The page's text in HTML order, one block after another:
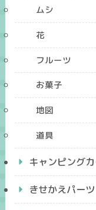
ムシ
花
フルーツ
お菓子
地図
道具
キャンピング
きせかえパーツ